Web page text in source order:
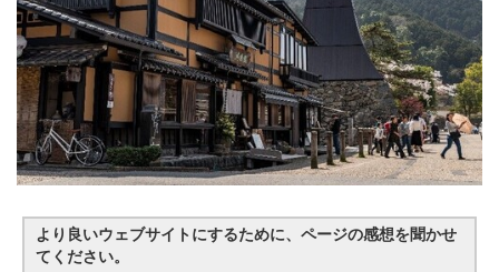
より良いウェブサイトにするために、ページの感想を聞かせ
てください。